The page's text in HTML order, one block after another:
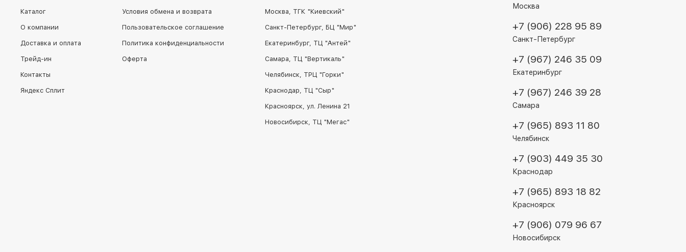
Каталог
О компании
Доставка и оплата
Трейд-ин
Контакты
Яндекс Сплит
Условия обмена и возврата
Пользовательское соглашение
Политика конфиденциальности
Оферта
Москва, ТГК "Киевский"
Санкт-Петербург, БЦ "Мир"
Екатеринбург, ТЦ "Антей"
Самара, ТЦ "Вертикаль"
Челябинск, ТРЦ "Горки"
Краснодар, ТЦ "Сыр"
Красноярск, ул. Ленина 21
Новосибирск, ТЦ "Мегас"
Москва
+7 (906) 228 95 89
Санкт-Петербург
+7 (967) 246 35 09
Екатеринбург
+7 (967) 246 39 28
Самара
+7 (965) 893 11 80
Челябинск
+7 (903) 449 35 30
Краснодар
+7 (965) 893 18 82
Красноярск
+7 (906) 079 96 67
Новосибирск